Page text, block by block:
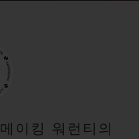
이킹 워런티의